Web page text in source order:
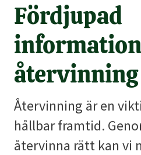
Fördjupad
återvinning
Återvinning är en
hållbar framtid.
återvinna rätt kan vi